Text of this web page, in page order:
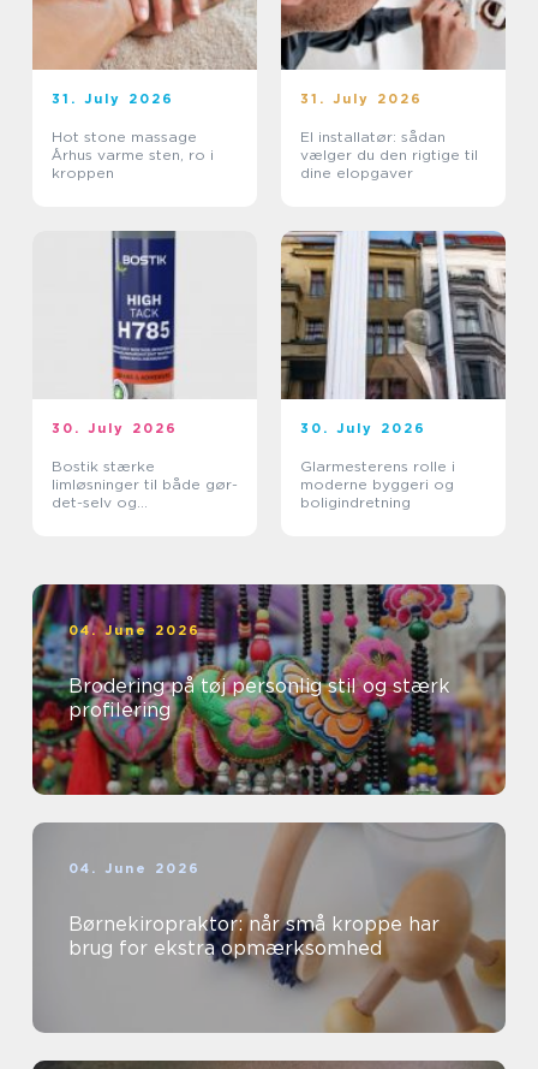
31. July 2026
Hot stone massage
Århus varme sten, ro i
kroppen
31. July 2026
El installatør: sådan
vælger du den rigtige til
dine elopgaver
30. July 2026
Bostik stærke
limløsninger til både gør-
det-selv og
30. July 2026
Glarmesterens rolle i
moderne byggeri og
boligindretning
04. June 2026
Brodering på tøj personlig stil og stærk
profilering
04. June 2026
Børnekiropraktor: når små kroppe har
brug for ekstra opmærksomhed